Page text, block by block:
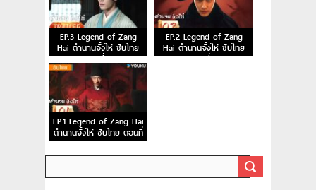
EP.3 Legend of Zang
Hai ตำนานจั้งไห่ ซับไทย
ตอนที่ 3
EP.2 Legend of Zang
Hai ตำนานจั้งไห่ ซับไทย
ตอนที่ 2
EP.1 Legend of Zang Hai
ตำนานจั้งไห่ ซับไทย ตอนที่
1